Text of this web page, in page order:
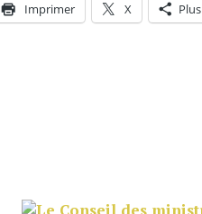
Imprimer X Plus